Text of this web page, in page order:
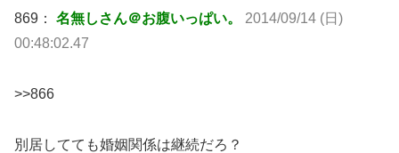
869： 名無しさん＠お腹いっぱい。 2014/09/14 (日)
00:48:02.47
>>866
別居してても婚姻関係は継続だろ？